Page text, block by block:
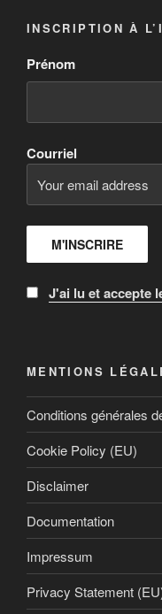
INSCRIPTION À
Prénom
Courriel
J'ai lu et accepte
MENTIONS
Conditions générales
Cookie Policy (EU)
Disclaimer
Documentation
Impressum
Privacy Statement